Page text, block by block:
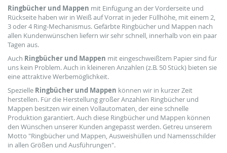
Ringbücher und Mappen mit Einfügung an der Vorderseite und
Rückseite haben wir in Weiß auf Vorrat in jeder Füllhöhe, mit einem 2,
3 oder 4 Ring-Mechanismus. Gefärbte Ringbücher und Mappen nach
allen Kundenwünschen liefern wir sehr schnell, innerhalb von ein paar
Tagen aus.
Auch Ringbücher und Mappen mit eingeschweißtem Papier sind für
uns kein Problem. Auch in kleineren Anzahlen (z.B. 50 Stück) bieten sie
eine attraktive Werbemöglichkeit.
Spezielle Ringbücher und Mappen können wir in kurzer Zeit
herstellen. Für die Herstellung großer Anzahlen Ringbücher und
Mappen besitzen wir einen Vollautomaten, der eine schnelle
Produktion garantiert. Auch diese Ringbücher und Mappen können
den Wünschen unserer Kunden angepasst werden. Getreu unserem
Motto "Ringbücher und Mappen, Ausweishüllen und Namensschilder
in allen Größen und Ausführungen".